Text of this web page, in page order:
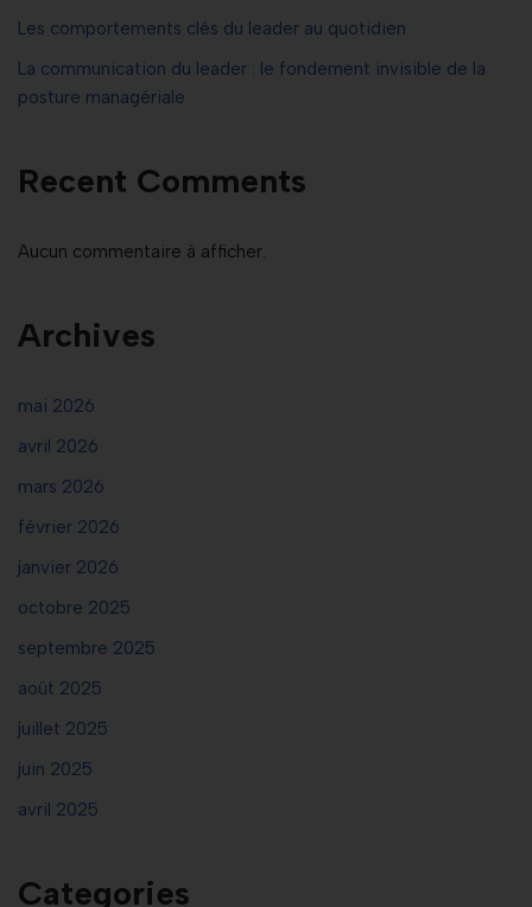
Les comportements clés du leader au quotidien
La communication du leader : le fondement invisible de la
posture managériale
Recent Comments
Aucun commentaire à afficher.
Archives
mai 2026
avril 2026
mars 2026
février 2026
janvier 2026
octobre 2025
septembre 2025
août 2025
juillet 2025
juin 2025
avril 2025
Categories